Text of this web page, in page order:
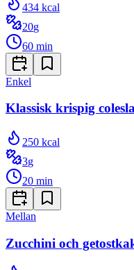
434 kcal
20g
60 min
Enkel
Klassisk krispig
250 kcal
3g
20 min
Mellan
Zucchini och